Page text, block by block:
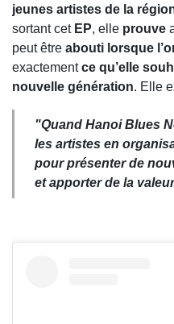
jeunes artistes de la
sortant cet EP, elle prouve
peut être abouti lorsque
exactementce qu’elle
nouvelle génération. Elle
"Quand Hanoi Blues
les artistes en
pour présenter de
et apporter de la